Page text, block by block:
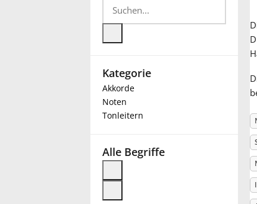
Deutsch
Español
Français
Kategorie
Akkorde
Noten
Tonleitern
Alle Begriffe